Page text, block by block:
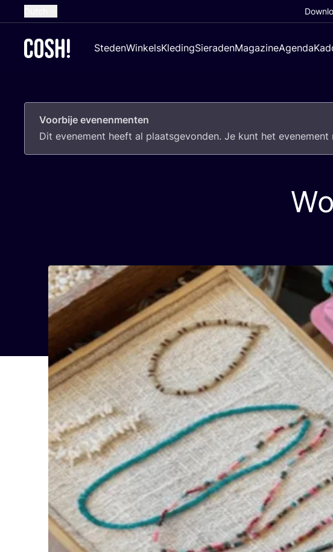
French
German
Croatian
StedenWinkelsKledingSieradenMagazineAgenda
Voorbije evenenmenten
Dit eve­ne­ment heeft al plaats­ge­von­den. Je kunt het eve­ne­ment